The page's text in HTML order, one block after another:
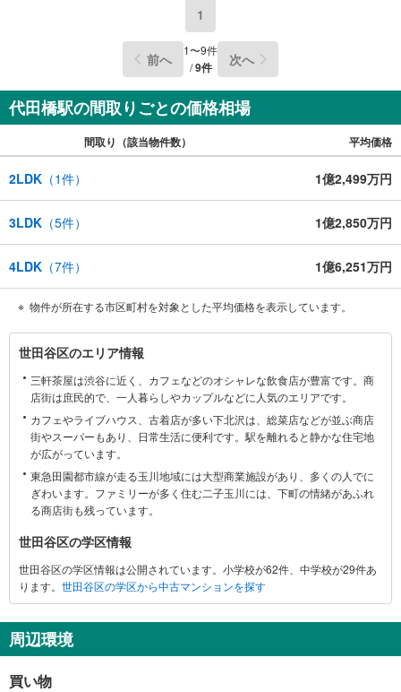
1
前へ 1〜9件
/9件 次へ
代田橋駅の間取りごとの価格相場
間取り（該当物件数） 平均価格
2LDK （1件） 1億2,499万円
3LDK （5件） 1億2,850万円
4LDK （7件） 1億6,251万円
物件が所在する市区町村を対象とした平均価格を表示しています。
世
田
谷
区
に
関
す
る
世田谷区のエリア情報
三軒茶屋は渋谷に近く、カフェなどのオシャレな飲食店が豊富です。商
店街は庶民的で、一人暮らしやカップルなどに人気のエリアです。
カフェやライブハウス、古着店が多い下北沢は、総菜店などが並ぶ商店
街やスーパーもあり、日常生活に便利です。駅を離れると静かな住宅地
が広がっています。
東急田園都市線が走る玉川地域には大型商業施設があり、多くの人でに
ぎわいます。ファミリーが多く住む二子玉川には、下町の情緒があふれ
る商店街も残っています。
世田谷区の学区情報
世田谷区の学区情報は公開されています。小学校が62件、中学校が29件あ
ります。 世田谷区の学区から中古マンションを探す
周辺環境
買い物